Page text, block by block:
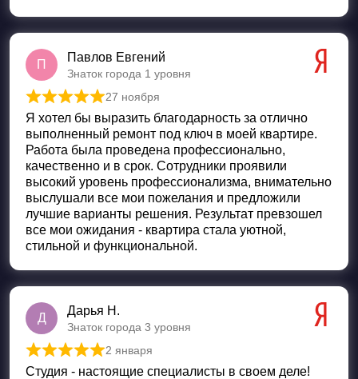
П
Павлов Евгений
Знаток города 1 уровня
Оценка5 из 5
27 ноября
Я хотел бы выразить благодарность за отлично
выполненный ремонт под ключ в моей квартире.
Работа была проведена профессионально,
качественно и в срок. Сотрудники проявили
высокий уровень профессионализма, внимательно
выслушали все мои пожелания и предложили
лучшие варианты решения. Результат превзошел
все мои ожидания - квартира стала уютной,
стильной и функциональной.
Д
Дарья Н.
Знаток города 3 уровня
Оценка 5из 5
2 января
Студия - настоящие специалисты в своем деле!